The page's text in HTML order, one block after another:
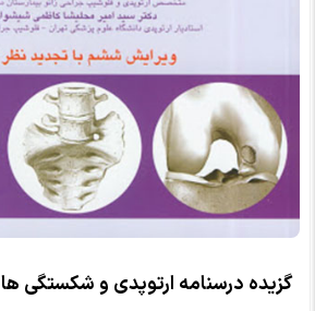
گزیده درسنامه ارتوپدی و شکستگی ها